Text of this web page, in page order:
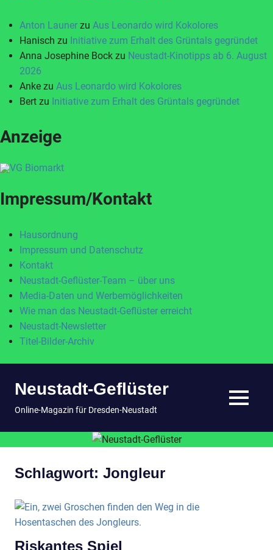
Anton Launer zu Aus Leonardo wird Kokolores
Hanisch zu Initiative zum Erhalt des Grüntals gegründet
Anna Josephine Bock zu Neustadt-Kinotipps ab 6. August
2026
Anke zu Aus Leonardo wird Kokolores
Bert zu Initiative zum Erhalt des Grüntals gegründet
Anzeige
Impressum/Kontakt
Hausordnung
Impressum und Datenschutz
Kontakt
Neustadt-Geflüster-Team – über uns
Media-Daten und Werbemöglichkeiten
Wie man das Neustadt-Geflüster erreicht
Neustadt-Newsletter
Titel-Bilder-Archiv
InhaltNeustadt-Geflüster
Online-Magazin für Dresden-Neustadt MENÜ
Schlagwort: Jongleur
Riskantes Spiel